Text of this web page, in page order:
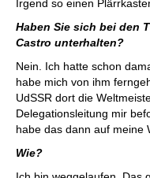
Irgend so einen
Haben Sie sich bei den
Castro unterhalten?
Nein. Ich hatte schon
habe mich von ihm
UdSSR dort die
Delegationsleitung mir
habe das dann auf meine
Wie?